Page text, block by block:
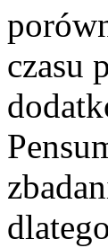
czasu